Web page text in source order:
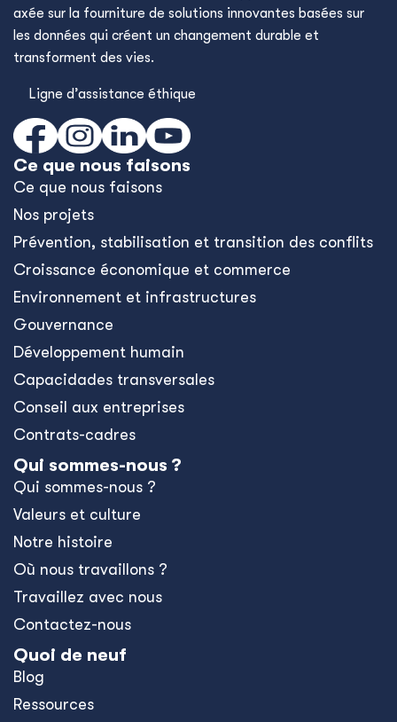
axée sur la fourniture de solutions innovantes basées sur
les données qui créent un changement durable et
transforment des vies.
Ligne d’assistance éthique
Ce que nous faisons
Ce que nous faisons
Nos projets
Prévention, stabilisation et transition des conflits
Croissance économique et commerce
Environnement et infrastructures
Gouvernance
Développement humain
Capacidades transversales
Conseil aux entreprises
Contrats-cadres
Qui sommes-nous ?
Qui sommes-nous ?
Valeurs et culture
Notre histoire
Où nous travaillons ?
Travaillez avec nous
Contactez-nous
Quoi de neuf
Blog
Ressources